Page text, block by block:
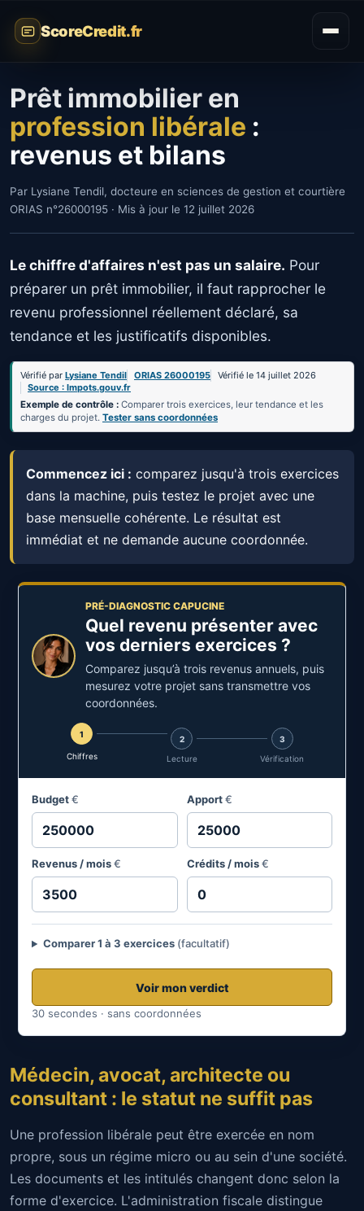
ScoreCredit.fr
Prêt immobilier en
profession libérale :
revenus et bilans
Par Lysiane Tendil, docteure en sciences de gestion et courtière
ORIAS n°26000195 · Mis à jour le 12 juillet 2026
Le chiffre d'affaires n'est pas un salaire. Pour
préparer un prêt immobilier, il faut rapprocher le
revenu professionnel réellement déclaré, sa
tendance et les justificatifs disponibles.
Vérifié par Lysiane Tendil ORIAS 26000195
Vérifié le 14 juillet 2026
Source : Impots.gouv.fr
Exemple de contrôle : Comparer trois exercices, leur tendance et les
charges du projet. Tester sans coordonnées
Commencez ici : comparez jusqu'à trois exercices
dans la machine, puis testez le projet avec une
base mensuelle cohérente. Le résultat est
immédiat et ne demande aucune coordonnée.
PRÉ-DIAGNOSTIC CAPUCINE
Quel revenu présenter avec
vos derniers exercices ?
Comparez jusqu’à trois revenus annuels, puis
mesurez votre projet sans transmettre vos
coordonnées.
1
Chiffres
2
Lecture
3
Vérification
Budget€ Apport€
Revenus / mois€ Crédits / mois€
Comparer 1 à 3 exercices (facultatif)
Voir mon verdict
30 secondes · sans coordonnées
Médecin, avocat, architecte ou
consultant : le statut ne suffit pas
Une profession libérale peut être exercée en nom
propre, sous un régime micro ou au sein d'une société.
Les documents et les intitulés changent donc selon la
forme d'exercice. L'administration fiscale distingue